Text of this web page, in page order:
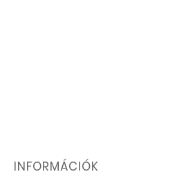
INFORMÁCIÓK